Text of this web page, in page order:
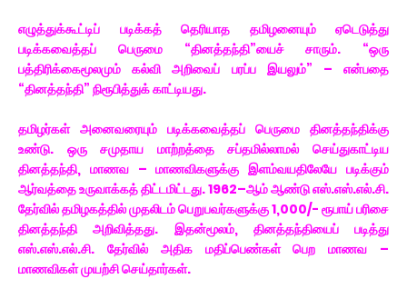
எழுத்துக்கூட்டிப் படிக்கத் தெரியாத தமிழனையும் ஏடெடுத்து
படிக்கவைத்தப் பெருமை “தினத்தந்தி”யைச் சாரும். “ஒரு
பத்திரிக்கைமூலமும் கல்வி அறிவைப் பரப்ப இயலும்” – என்பதை
“தினத்தந்தி” நிரூபித்துக் காட்டியது.
தமிழர்கள் அனைவரையும் படிக்கவைத்தப் பெருமை தினத்தந்திக்கு
உண்டு. ஒரு சமுதாய மாற்றத்தை சப்தமில்லாமல் செய்துகாட்டிய
தினத்தந்தி, மாணவ – மாணவிகளுக்கு இளம்வயதிலேயே படிக்கும்
ஆர்வத்தை உருவாக்கத் திட்டமிட்டது. 1962–ஆம் ஆண்டு எஸ்.எஸ்.எல்.சி.
தேர்வில் தமிழகத்தில் முதலிடம் பெறுபவர்களுக்கு 1,000/- ரூபாய் பரிசை
தினத்தந்தி அறிவித்தது. இதன்மூலம், தினத்தந்தியைப் படித்து
எஸ்.எஸ்.எல்.சி. தேர்வில் அதிக மதிப்பெண்கள் பெற மாணவ –
மாணவிகள் முயற்சி செய்தார்கள்.